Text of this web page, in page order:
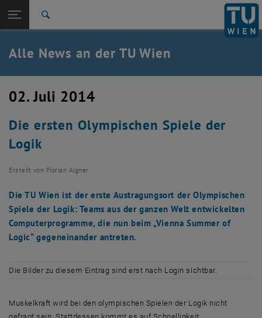
TU Login
Quicklinks
Quicklinks-Menü umschalten
Studium
Karriere
Zurück: Subseiten von TU Wien Startseite auflisten
Zurück zur letzten Ebene:
TU Wien Startseite
Übersicht
Alle News an der TU Wien
02. Juli 2014
Die ersten Olympischen Spiele der
Logik
Erstellt von Florian Aigner
Die TU Wien ist der erste Austragungsort der Olympischen
Spiele der Logik: Teams aus der ganzen Welt entwickelten
Computerprogramme, die nun beim „Vienna Summer of
Logic“ gegeneinander antreten.
Die Bilder zu diesem Eintrag sind erst nach Login sichtbar.
Muskelkraft wird bei den olympischen Spielen der Logik nicht